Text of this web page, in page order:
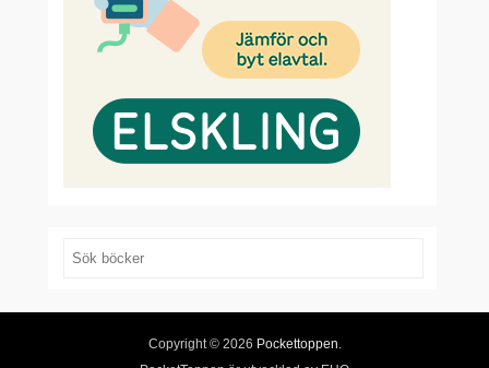
Search
Copyright © 2026 Pockettoppen.